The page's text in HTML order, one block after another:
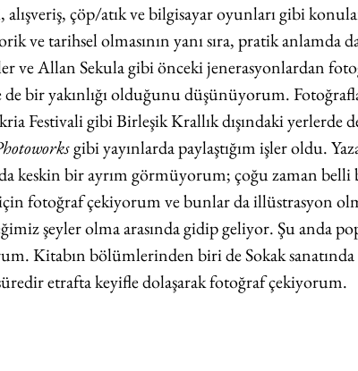
çöp/atık ve bilgisayar oyunları gibi
ve tarihsel olmasının yanı sıra, pratik anlamda
ve Allan Sekula gibi önceki jenerasyonlardan
bir yakınlığı olduğunu düşünüyorum.
Festivali gibi Birleşik Krallık dışındaki yerlerde
gibi yayınlarda paylaştığım işler oldu.
keskin bir ayrım görmüyorum; çoğu zaman belli
fotoğraf çekiyorum ve bunlar da illüstrasyon
şeyler olma arasında gidip geliyor. Şu anda
Kitabın bölümlerinden biri de Sokak
etrafta keyifle dolaşarak fotoğraf çekiyorum.